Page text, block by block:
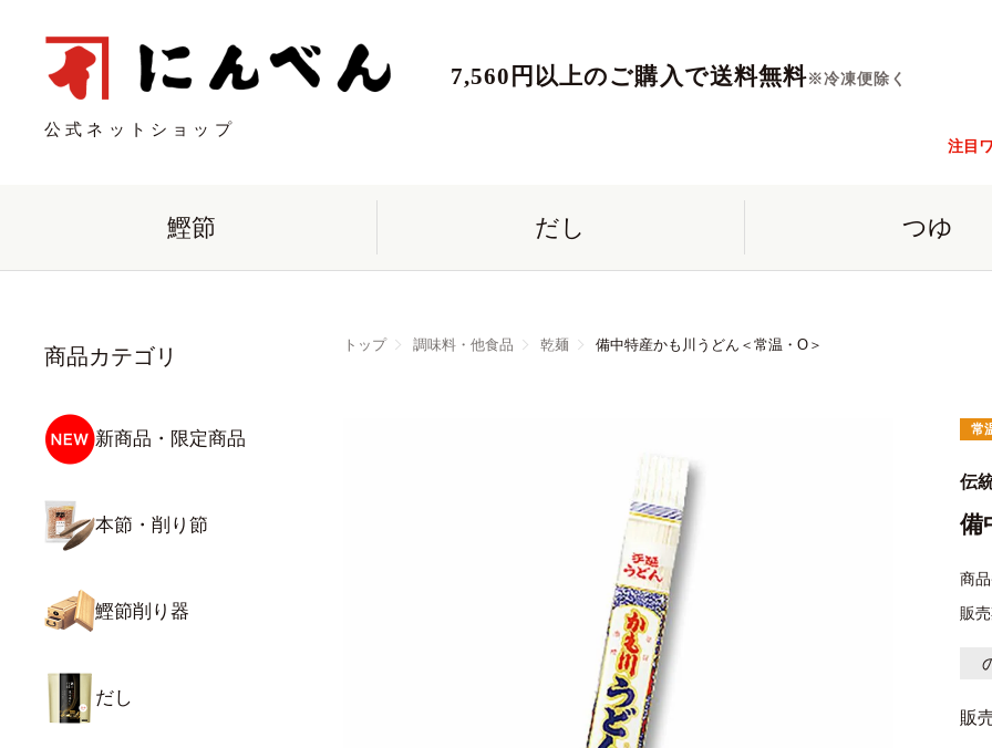
7,560円以上のご購入で送料無料※冷凍便除く
公式ネットショップ
注目
鰹節 だし つゆ
商品カテゴリ
新商品・限定商品
本節・削り節
鰹節削り器
だし
トップ 調味料・他食品 乾麺 備中特産かも川うどん＜常温・O＞
常
伝
備
商
販
販